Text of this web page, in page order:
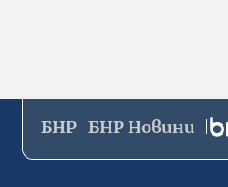
БНР БНР Новини